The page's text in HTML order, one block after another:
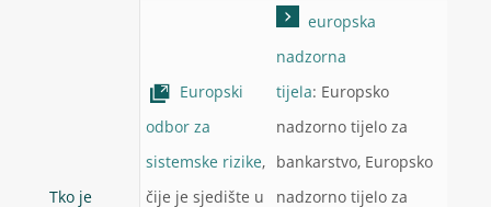
Tko je
Europski
odbor za
sistemske rizike,
čije je sjedište u
europska
nadzorna
tijela: Europsko
nadzorno tijelo za
bankarstvo, Europsko
nadzorno tijelo za